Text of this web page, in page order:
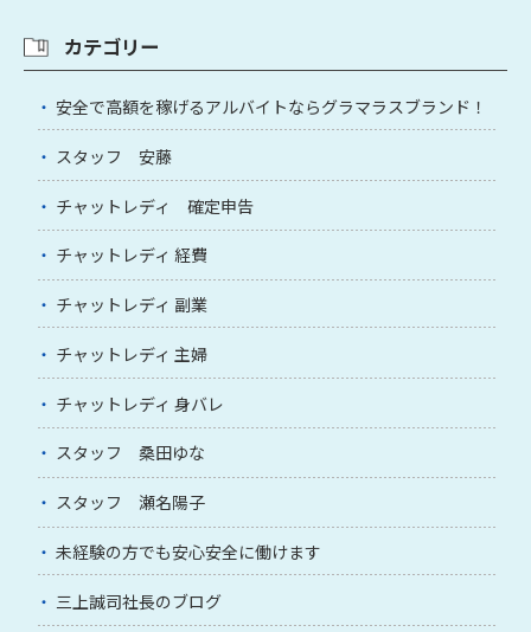
カテゴリー
安全で高額を稼げるアルバイトならグラマラスブランド！
スタッフ 安藤
チャットレディ 確定申告
チャットレディ 経費
チャットレディ 副業
チャットレディ 主婦
チャットレディ 身バレ
スタッフ 桑田ゆな
スタッフ 瀬名陽子
未経験の方でも安心安全に働けます
三上誠司社長のブログ